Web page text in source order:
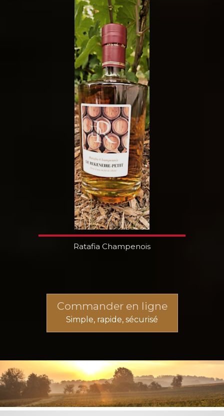
Ratafia Champenois
Commander en ligne
Simple, rapide, sécurisé